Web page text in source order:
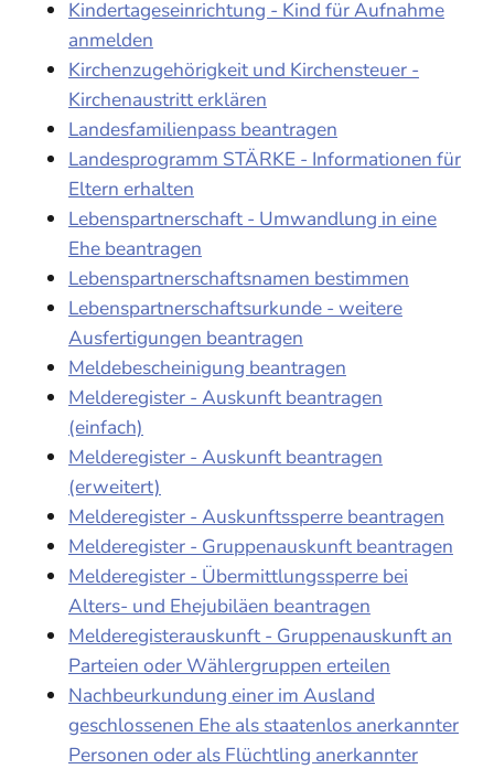
Kindertageseinrichtung - Kind für Aufnahme
anmelden
Kirchenzugehörigkeit und Kirchensteuer -
Kirchenaustritt erklären
Landesfamilienpass beantragen
Landesprogramm STÄRKE - Informationen für
Eltern erhalten
Lebenspartnerschaft - Umwandlung in eine
Ehe beantragen
Lebenspartnerschaftsnamen bestimmen
Lebenspartnerschaftsurkunde - weitere
Ausfertigungen beantragen
Meldebescheinigung beantragen
Melderegister - Auskunft beantragen
(einfach)
Melderegister - Auskunft beantragen
(erweitert)
Melderegister - Auskunftssperre beantragen
Melderegister - Gruppenauskunft beantragen
Melderegister - Übermittlungssperre bei
Alters- und Ehejubiläen beantragen
Melderegisterauskunft - Gruppenauskunft an
Parteien oder Wählergruppen erteilen
Nachbeurkundung einer im Ausland
geschlossenen Ehe als staatenlos anerkannter
Personen oder als Flüchtling anerkannter